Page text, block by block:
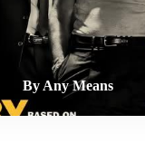
Heart of the Beast
Behemoth
How To Rob A Bank
By Any Means